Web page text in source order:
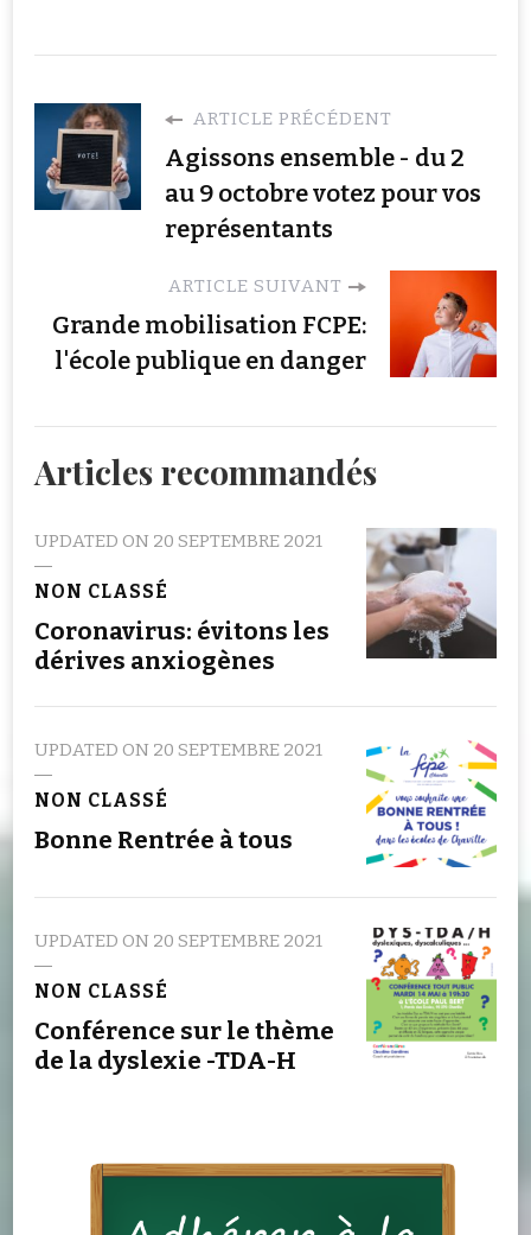
ARTICLE PRÉCÉDENT
Agissons ensemble - du 2
au 9 octobre votez pour vos
représentants
ARTICLE SUIVANT
Grande mobilisation FCPE:
l'école publique en danger
Articles recommandés
UPDATED ON 20 SEPTEMBRE 2021
NON CLASSÉ
Coronavirus: évitons les
dérives anxiogènes
UPDATED ON 20 SEPTEMBRE 2021
NON CLASSÉ
Bonne Rentrée à tous
UPDATED ON 20 SEPTEMBRE 2021
NON CLASSÉ
Conférence sur le thème
de la dyslexie -TDA-H